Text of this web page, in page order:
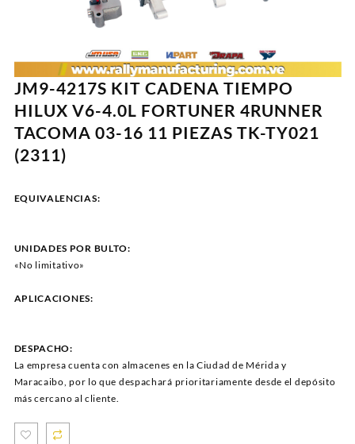
JM9-4217S KIT CADENA TIEMPO
HILUX V6-4.0L FORTUNER 4RUNNER
TACOMA 03-16 11 PIEZAS TK-TY021
(2311)
EQUIVALENCIAS:
UNIDADES POR BULTO:
«No limitativo»
APLICACIONES:
DESPACHO:
La empresa cuenta con almacenes en la Ciudad de Mérida y
Maracaibo, por lo que despachará prioritariamente desde el depósito
más cercano al cliente.